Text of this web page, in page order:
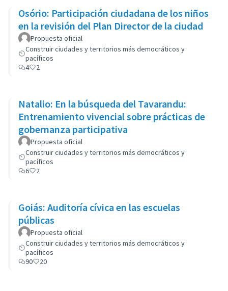
Osório: Participación ciudadana de los niños
en la revisión del Plan Director de la ciudad
Propuesta oficial
Construir ciudades y territorios más democráticos y
pacíficos
4
2
Natalio: En la búsqueda del Tavarandu:
Entrenamiento vivencial sobre prácticas de
gobernanza participativa
Propuesta oficial
Construir ciudades y territorios más democráticos y
pacíficos
6
2
Goiás: Auditoría cívica en las escuelas
públicas
Propuesta oficial
Construir ciudades y territorios más democráticos y
pacíficos
90
20